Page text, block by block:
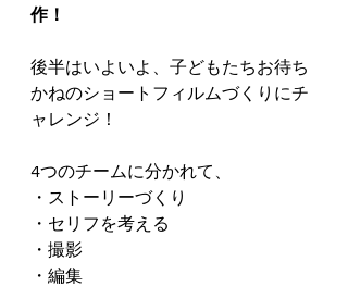
作！
後半はいよいよ、子どもたちお待ち
かねのショートフィルムづくりにチ
ャレンジ！
4つのチームに分かれて、
・ストーリーづくり
・セリフを考える
・撮影
・編集